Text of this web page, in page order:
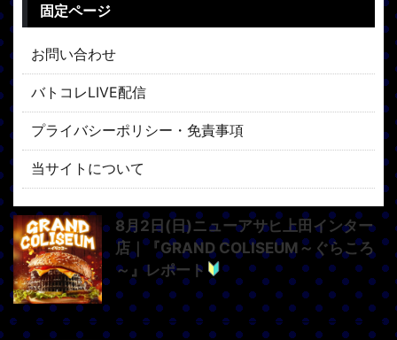
固定ページ
お問い合わせ
バトコレLIVE配信
プライバシーポリシー・免責事項
当サイトについて
8月2日(日)ニューアサヒ上田インター
店｜『GRAND COLISEUM～ぐらころ
～』レポート